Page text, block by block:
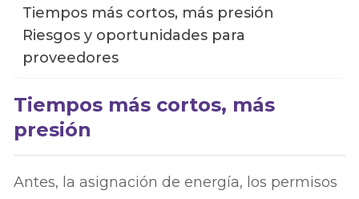
Tiempos más cortos, más presión
Riesgos y oportunidades para
proveedores
Tiempos más cortos, más
presión
Antes, la asignación de energía, los permisos